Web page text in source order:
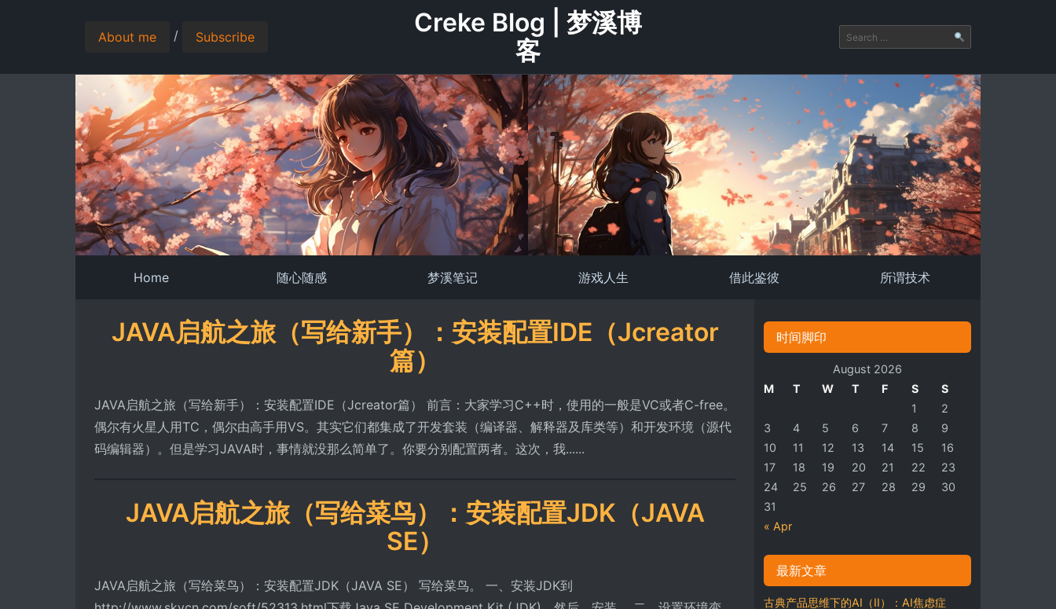
About me / Subscribe
Creke Blog | 梦溪博
客
Home 随心随感 梦溪笔记 游戏人生 借此鉴彼 所谓技术
JAVA启航之旅（写给新手）：安装配置IDE（Jcreator
篇）
JAVA启航之旅（写给新手）：安装配置IDE（Jcreator篇） 前言：大家学习C++时，使用的一般是VC或者C-free。
偶尔有火星人用TC，偶尔由高手用VS。其实它们都集成了开发套装（编译器、解释器及库类等）和开发环境（源代
码编辑器）。但是学习JAVA时，事情就没那么简单了。你要分别配置两者。这次，我......
JAVA启航之旅（写给菜鸟）：安装配置JDK（JAVA
SE）
JAVA启航之旅（写给菜鸟）：安装配置JDK（JAVA SE） 写给菜鸟。 一、安装JDK到
时间脚印
August 2026
M
T W T F S S
« Apr
1
2
3
4 5 6 7 8
9
10
11 12 13 14 15
16
17
18 19 20 21 22
23
24
25 26 27 28 29
30
31
最新文章
古典产品思维下的AI（II）：AI焦虑症